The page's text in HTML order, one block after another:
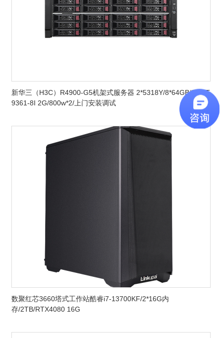
新华三（H3C）R4900-G5机架式服务器 2*5318Y/8*64GB/2*12T
9361-8I 2G/800w*2/上门安装调试
数聚红芯3660塔式工作站酷睿i7-13700KF/2*16G内
存/2TB/RTX4080 16G